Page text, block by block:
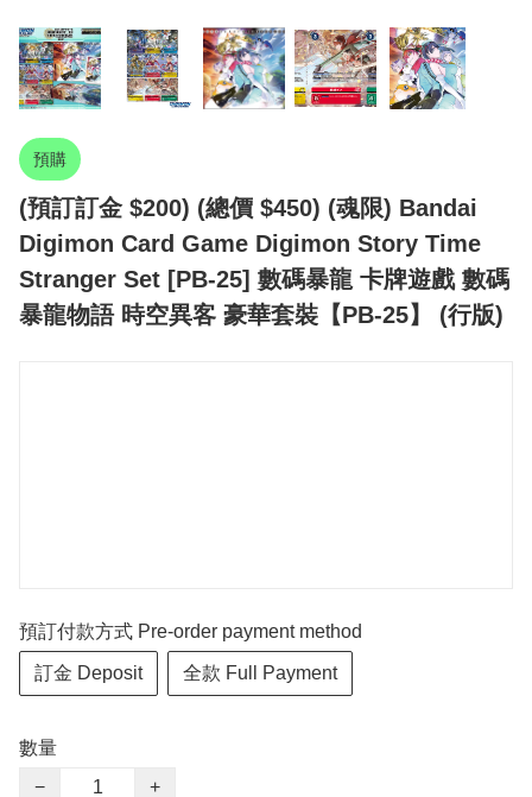
預購
(預訂訂金 $200) (總價 $450) (魂限) Bandai
Digimon Card Game Digimon Story Time
Stranger Set [PB-25] 數碼暴龍 卡牌遊戲 數碼
暴龍物語 時空異客 豪華套裝【PB-25】 (行版)
預訂付款方式 Pre-order payment method
訂金 Deposit 全款 Full Payment
數量
−
+